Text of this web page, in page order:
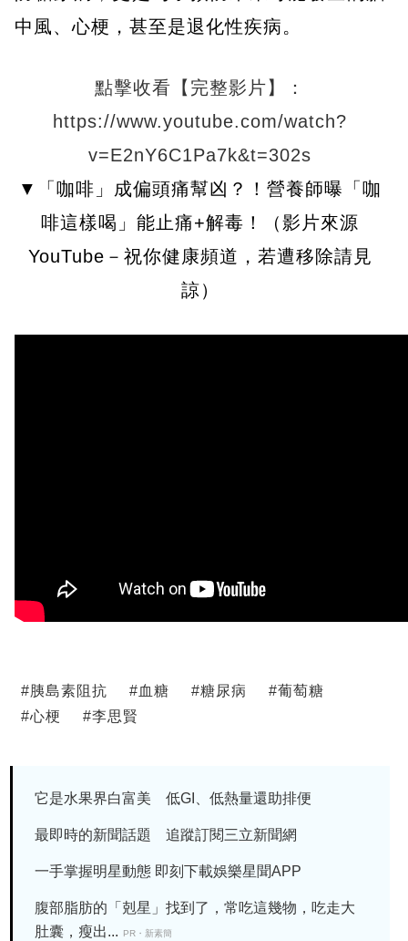
中風、心梗，甚至是退化性疾病。
點擊收看【完整影片】：
https://www.youtube.com/watch?
v=E2nY6C1Pa7k&t=302s
▼「咖啡」成偏頭痛幫凶？！營養師曝「咖
啡這樣喝」能止痛+解毒！（影片來源
YouTube－祝你健康頻道，若遭移除請見
諒）
#胰島素阻抗 #血糖 #糖尿病 #葡萄糖
#心梗 #李思賢
它是水果界白富美 低GI、低熱量還助排便
最即時的新聞話題 追蹤訂閱三立新聞網
一手掌握明星動態 即刻下載娛樂星聞APP
腹部脂肪的「剋星」找到了，常吃這幾物，吃走大
肚囊，瘦出...
PR・新素簡